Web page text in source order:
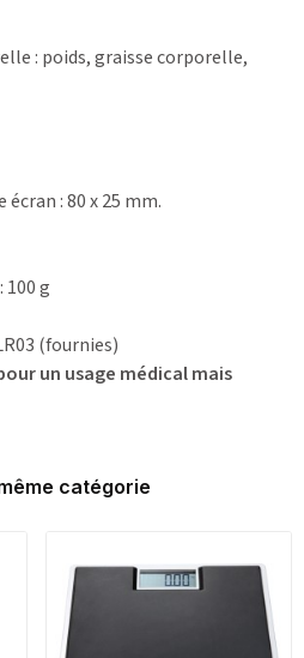
: poids, graisse corporelle,
: 80 x 25 mm.
100 g
(fournies)
un usage médical mais
catégorie